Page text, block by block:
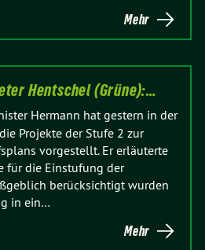
Mehr
Hentschel (Grüne):…
Hermann hat gestern in der
Projekte der Stufe 2 zur
vorgestellt. Er erläuterte
für die Einstufung der
berücksichtigt wurden
in ein…
Mehr